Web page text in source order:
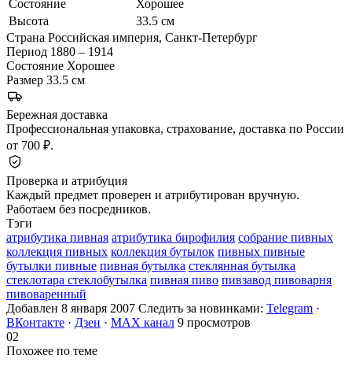
Состояние
Хорошее
Высота
33.5 см
Страна Российская империя, Санкт-Петербург
Период 1880 – 1914
Состояние Хорошее
Размер 33.5 см
Бережная доставка
Профессиональная упаковка, страхование, доставка по России
от 700 ₽.
Проверка и атрибуция
Каждый предмет проверен и атрибутирован вручную.
Работаем без посредников.
Тэги
атрибутика пивная атрибутика бирофилия собрание пивных
коллекция пивных коллекция бутылок пивных пивные
бутылки пивные пивная бутылка стеклянная бутылка
стеклотара стеклобутылка пивная пиво пивзавод пивоварня
пивоваренный
Добавлен 8 января 2007 Следить за новинками: Telegram ·
ВКонтакте · Дзен · MAX канал 9 просмотров
02
Похожее по теме